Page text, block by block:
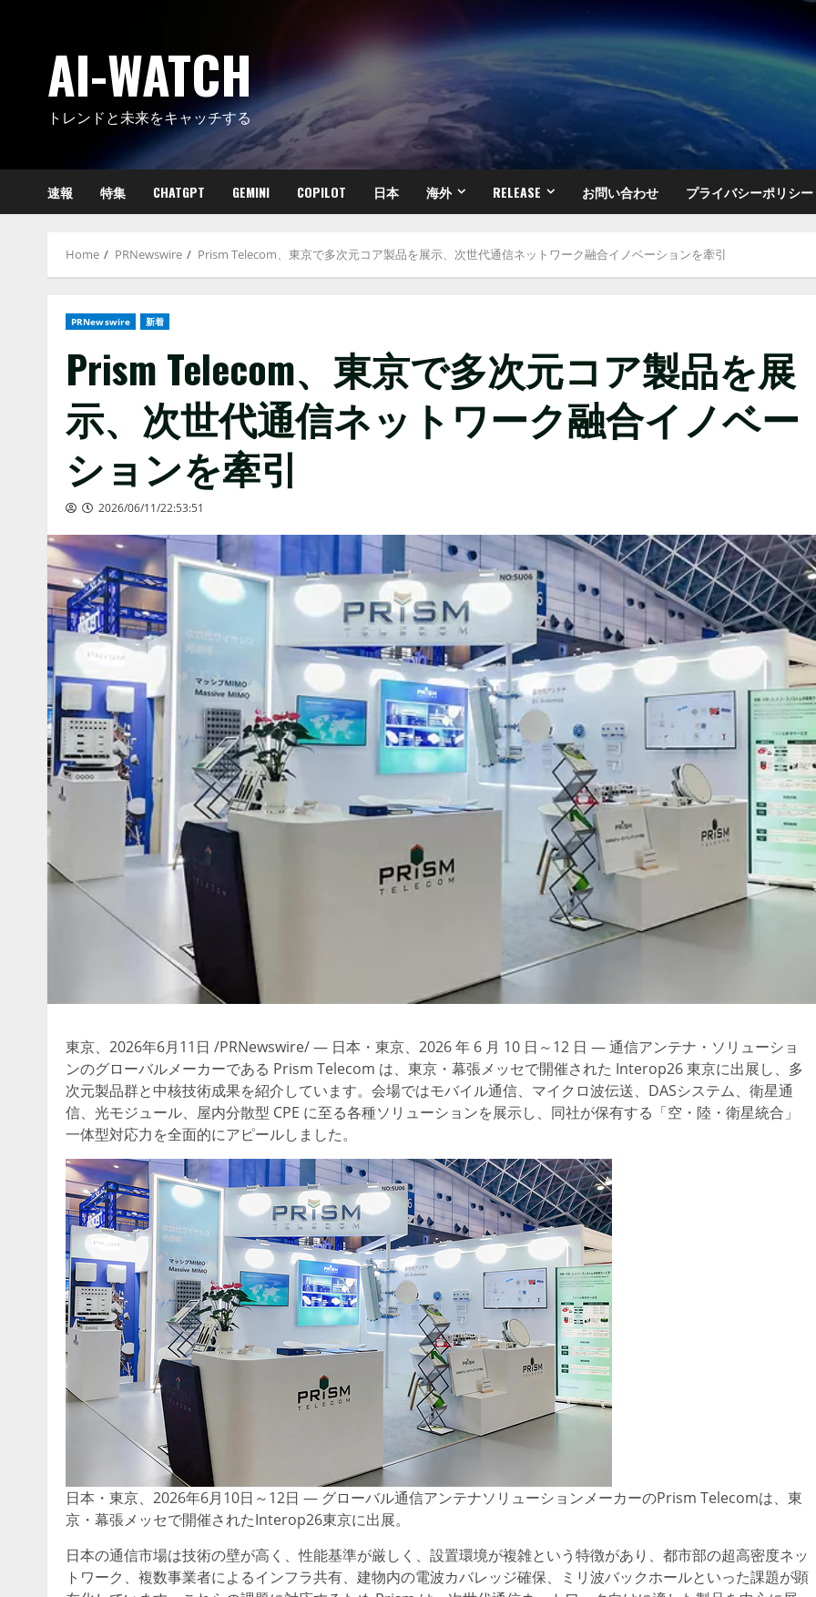
AI-WATCH
トレンドと未来をキャッチする
速報 特集 CHATGPT GEMINI COPILOT 日本 海外 RELEASE お問い合わせ プライバシーポリシー
Home PRNewswire Prism Telecom、東京で多次元コア製品を展示、次世代通信ネットワーク融合イノベーションを牽引
PRNewswire 新着
Prism Telecom、東京で多次元コア製品を展
示、次世代通信ネットワーク融合イノベー
ションを牽引
2026/06/11/22:53:51
東京、2026年6月11日 /PRNewswire/ — 日本・東京、2026 年 6 月 10 日～12 日 — 通信アンテナ・ソリューショ
ンのグローバルメーカーである Prism Telecom は、東京・幕張メッセで開催された Interop26 東京に出展し、多
次元製品群と中核技術成果を紹介しています。会場ではモバイル通信、マイクロ波伝送、DASシステム、衛星通
信、光モジュール、屋内分散型 CPE に至る各種ソリューションを展示し、同社が保有する「空・陸・衛星統合」
一体型対応力を全面的にアピールしました。
日本・東京、2026年6月10日～12日 — グローバル通信アンテナソリューションメーカーのPrism Telecomは、東
京・幕張メッセで開催されたInterop26東京に出展。
日本の通信市場は技術の壁が高く、性能基準が厳しく、設置環境が複雑という特徴があり、都市部の超高密度ネッ
トワーク、複数事業者によるインフラ共有、建物内の電波カバレッジ確保、ミリ波バックホールといった課題が顕